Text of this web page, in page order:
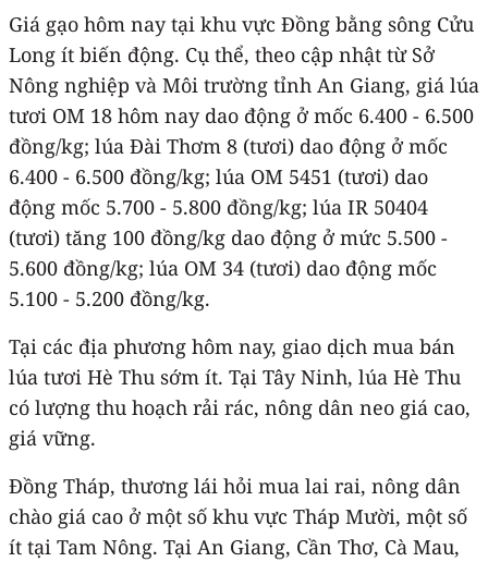
Giá gạo hôm nay tại khu vực Đồng bằng sông Cửu
Long ít biến động. Cụ thể, theo cập nhật từ Sở
Nông nghiệp và Môi trường tỉnh An Giang, giá lúa
tươi OM 18 hôm nay dao động ở mốc 6.400 - 6.500
đồng/kg; lúa Đài Thơm 8 (tươi) dao động ở mốc
6.400 - 6.500 đồng/kg; lúa OM 5451 (tươi) dao
động mốc 5.700 - 5.800 đồng/kg; lúa IR 50404
(tươi) tăng 100 đồng/kg dao động ở mức 5.500 -
5.600 đồng/kg; lúa OM 34 (tươi) dao động mốc
5.100 - 5.200 đồng/kg.
Tại các địa phương hôm nay, giao dịch mua bán
lúa tươi Hè Thu sớm ít. Tại Tây Ninh, lúa Hè Thu
có lượng thu hoạch rải rác, nông dân neo giá cao,
giá vững.
Đồng Tháp, thương lái hỏi mua lai rai, nông dân
chào giá cao ở một số khu vực Tháp Mười, một số
ít tại Tam Nông. Tại An Giang, Cần Thơ, Cà Mau,